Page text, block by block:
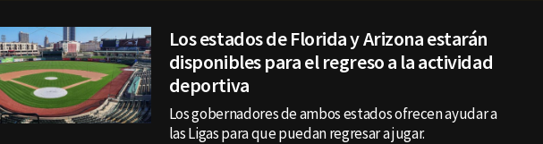
Los estados de Florida y Arizona estarán
disponibles para el regreso a la actividad
deportiva
Los gobernadores de ambos estados ofrecen ayudar a
las Ligas para que puedan regresar a jugar.